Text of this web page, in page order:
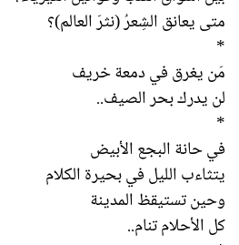
متى يعانق الشِعرُ (نثرَ العالم)؟
*
مَن يغرق في دمعة خريف
لن يدرك بحر الصيف..
*
في حانة البجع الأبيض
يتثاءب الليل في بحيرة الكلام
وحين تستيقظ المدينة
كل الأحلام تنام..